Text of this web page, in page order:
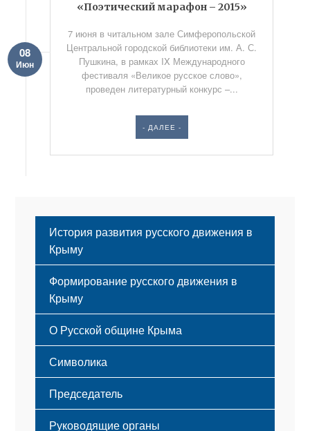
«Поэтический марафон – 2015»
08
Июн
7 июня в читальном зале Симферопольской
Центральной городской библиотеки им. А. С.
Пушкина, в рамках IX Международного
фестиваля «Великое русское слово»,
проведен литературный конкурс –...
- ДАЛЕЕ -
История развития русского движения в
Крыму
Формирование русского движения в
Крыму
Русский Крым
О Русской общине Крыма
Этапы становления
Принципы деятельности
Структура
Мероприятия
Символика
Флаг
Герб
Гимн
Председатель
Руководящие органы